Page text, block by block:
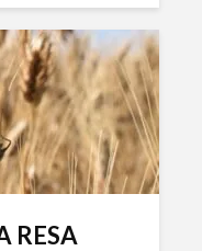
RESA